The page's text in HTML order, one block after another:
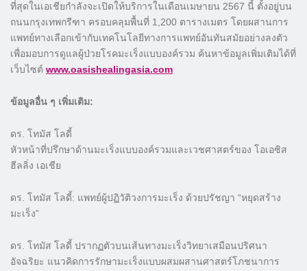
ที่สุดในเอเชียกำลังจะเปิดให้บริการในเดือนเมษายน 2567 นี้ ตั้งอยู่บน
ถนนกรุงเทพกรีฑา ครอบคลุมพื้นที่ 1,200 ตารางเมตร โดยผสานการ
แพทย์ทางเลือกเข้ากับเทคโนโลยีทางการแพทย์อันทันสมัยอย่างลงตัว
เพื่อมอบการดูแลผู้ป่วยโรคมะเร็งแบบองค์รวม ค้นหาข้อมูลเพิ่มเติมได้ที่
เว็บไซต์ www.oasishealingasia.com
ข้อมูลอื่น ๆ เพิ่มเติม:
ดร. โทมัส โลดี้
หัวหน้าที่ปรึกษาด้านมะเร็งแบบองค์รวมและเวชศาสตร์ของ โอเอซิส
ฮีลลิ่ง เอเชีย
ดร. โทมัส โลดี้: แพทย์ผู้ปฏิวัติวงการมะเร็ง ด้วยปรัชญา “หยุดสร้าง
มะเร็ง”
ดร. โทมัส โลดี้ ปรากฏตัวบนเส้นทางมะเร็งวิทยาเสมือนปริศนา
อัจฉริยะ แนวคิดการรักษามะเร็งแบบผสมผสานศาสตร์โภชนาการ